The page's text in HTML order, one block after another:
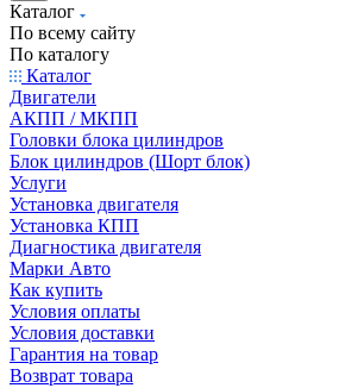
Каталог
По всему сайту
По каталогу
Каталог
Двигатели
АКПП / МКПП
Головки блока цилиндров
Блок цилиндров (Шорт блок)
Услуги
Установка двигателя
Установка КПП
Диагностика двигателя
Марки Авто
Как купить
Условия оплаты
Условия доставки
Гарантия на товар
Возврат товара